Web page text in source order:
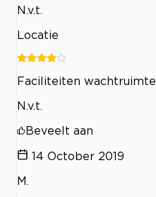
N.v.t.
Locatie
Faciliteiten wachtruimte
N.v.t.
Beveelt aan
14 October 2019
M.